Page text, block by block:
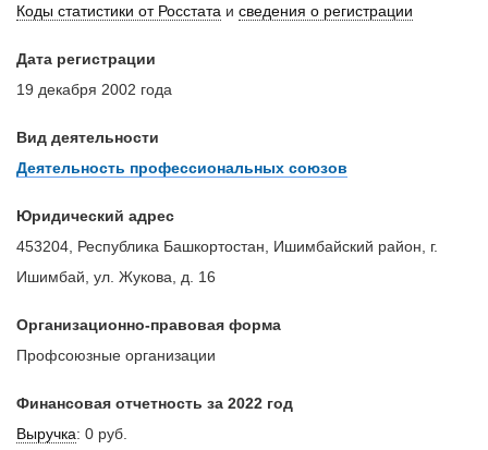
Коды статистики от Росстата и сведения о регистрации
Дата регистрации
19 декабря 2002 года
Вид деятельности
Деятельность профессиональных союзов
Юридический адрес
453204, Республика Башкортостан, Ишимбайский район, г.
Ишимбай, ул. Жукова, д. 16
Организационно-правовая форма
Профсоюзные организации
Финансовая отчетность за 2022 год
Выручка: 0 руб.